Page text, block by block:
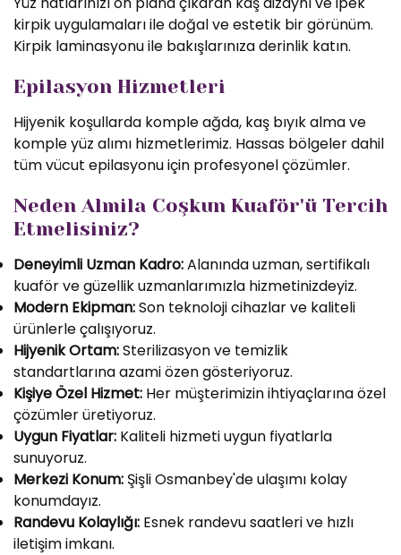
kirpik uygulamaları ile doğal ve estetik bir görünüm.
Kirpik laminasyonu ile bakışlarınıza derinlik katın.
Epilasyon Hizmetleri
Hijyenik koşullarda komple ağda, kaş bıyık alma ve
komple yüz alımı hizmetlerimiz. Hassas bölgeler dahil
tüm vücut epilasyonu için profesyonel çözümler.
Neden Almila Coşkun Kuaför'ü Tercih
Etmelisiniz?
Deneyimli Uzman Kadro:Alanında uzman, sertifikalı
kuaför ve güzellik uzmanlarımızla hizmetinizdeyiz.
Modern Ekipman:Son teknoloji cihazlar ve kaliteli
ürünlerle çalışıyoruz.
Hijyenik Ortam:Sterilizasyon ve temizlik
standartlarına azami özen gösteriyoruz.
Kişiye Özel Hizmet: Her müşterimizin ihtiyaçlarına özel
çözümler üretiyoruz.
Uygun Fiyatlar: Kaliteli hizmeti uygun fiyatlarla
sunuyoruz.
Merkezi Konum: Şişli Osmanbey'de ulaşımı kolay
konumdayız.
Randevu Kolaylığı: Esnek randevu saatleri ve hızlı
iletişim imkanı.